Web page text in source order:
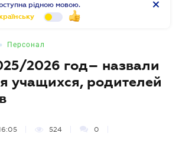
рідною мовою.
• Персонал
2026 год– назвали
учащихся, родителей
524 0